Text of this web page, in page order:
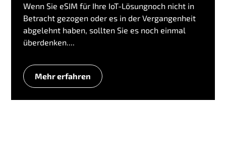
Wenn Sie eSIM für Ihre IoT-Lösungnoch nicht in
Betracht gezogen oder es in der Vergangenheit
abgelehnt haben, sollten Sie es noch einmal
überdenken....
Mehr erfahren